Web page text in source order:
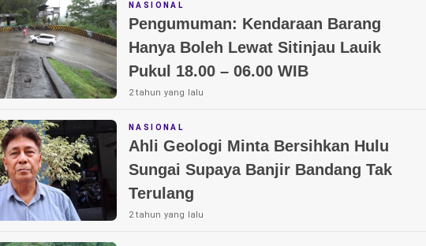
NASIONAL
Pengumuman: Kendaraan Barang
Hanya Boleh Lewat Sitinjau Lauik
Pukul 18.00 – 06.00 WIB
2 tahun yang lalu
NASIONAL
Ahli Geologi Minta Bersihkan Hulu
Sungai Supaya Banjir Bandang Tak
Terulang
2 tahun yang lalu